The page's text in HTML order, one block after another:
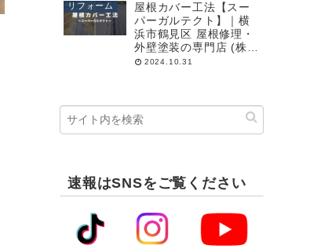
リフォーム
屋根カバー工法【スー
パーガルテクト】｜横
浜市鶴見区 屋根修理・
外壁塗装の専門店 (株)
成田屋商店
2024.10.31
速報はSNSをご覧ください